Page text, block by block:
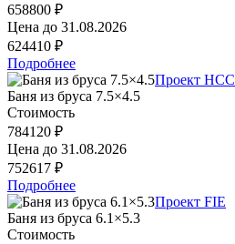
658800 ₽
Цена до 31.08.2026
624410 ₽
Подробнее
Проект HCC
Баня из бруса 7.5×4.5
Стоимость
784120 ₽
Цена до 31.08.2026
752617 ₽
Подробнее
Проект FIE
Баня из бруса 6.1×5.3
Стоимость